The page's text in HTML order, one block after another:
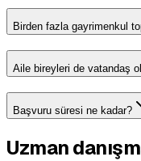
Birden fazla gayrimenkul
Aile bireyleri de vatandaş
Başvuru süresi ne kadar?
Uzman